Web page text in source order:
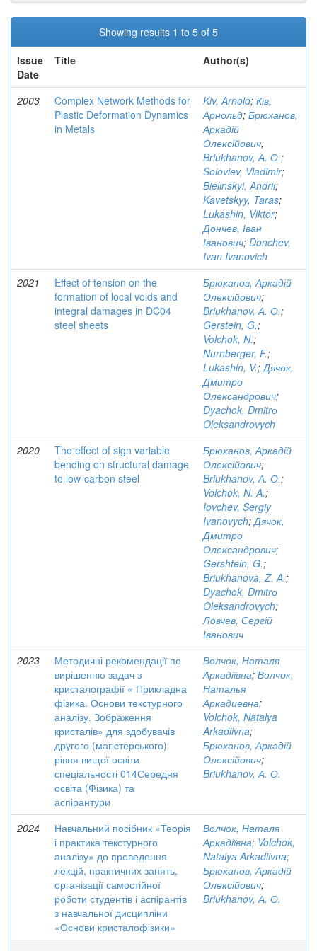
Showing results 1 to 5 of 5
Issue
Date
Title Author(s)
2003
Complex Network Methods for
Plastic Deformation Dynamics
in Metals
Kiv, Arnold; Ків,
Арнольд; Брюханов,
Аркадій
Олексійович;
Briukhanov, А. О.;
Soloviev, Vladimir;
Bielinskyi, Andrii;
Kavetskyy, Taras;
Lukashin, Viktor;
Дончев, Іван
Іванович; Donchev,
Ivan Ivanovich
2021
Effect of tension on the
formation of local voids and
integral damages in DC04
steel sheets
Брюханов, Аркадій
Олексійович;
Briukhanov, А. О.;
Gerstein, G.;
Volchok, N.;
Nurnberger, F.;
Lukashin, V.;Дячок,
Дмитро
Олександрович;
Dyachok, Dmitrо
Oleksandrovych
2020
The effect of sign variable
bending on structural damage
to low-carbon steel
Брюханов, Аркадій
Олексійович;
Briukhanov, А. О.;
Volchok, N. A.;
Iovchev, Sergiy
Ivanovych;Дячок,
Дмитро
Олександрович;
Gershtein, G.;
Briukhanova, Z. A.;
Dyachok, Dmitrо
Oleksandrovych;
Ловчев, Сергій
Іванович
2023
Методичні рекомендації по
вирішенню задач з
кристалографії « Прикладна
фізика. Основи текстурного
аналізу. Зображення
кристалів» для здобувачів
другого (магістерського)
рівня вищої освіти
спеціальності 014Середня
освіта (Фізика) та
аспірантури
Волчок, Наталя
Аркадіївна; Волчок,
Наталья
Аркадиевна;
Volchok, Natalya
Arkadiivna;
Брюханов, Аркадій
Олексійович;
Briukhanov, А. О.
2024
Навчальний посібник «Теорія
і практика текстурного
аналізу» до проведення
лекцій, практичних занять,
організації самостійної
роботи студентів і аспірантів
з навчальної дисципліни
«Основи кристалофізики»
Волчок, Наталя
Аркадіївна; Volchok,
Natalya Arkadiivna;
Брюханов, Аркадій
Олексійович;
Briukhanov, А. О.